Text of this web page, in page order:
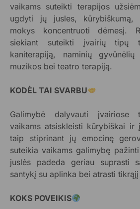
vaikams suteikti terapijos
ugdyti jų jusles, kūrybiškumą,
mokys koncentruoti dėmesį.
siekiant suteikti įvairių tipų
kaniterapiją, naminių
muzikos bei teatro terapiją.
KODĖL TAI SVARBU
Galimybė dalyvauti įvairiose
vaikams atsiskleisti kūrybiškai ir
taip stiprinant jų emocinę
suteikia vaikams galimybę
juslės padeda geriau suprasti
santykį su aplinka bei atrasti
KOKS POVEIKIS